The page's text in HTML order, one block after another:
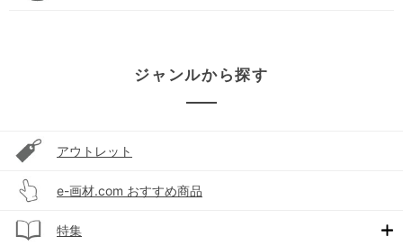
ジャンルから探す
アウトレット
e-画材.com おすすめ商品
特集